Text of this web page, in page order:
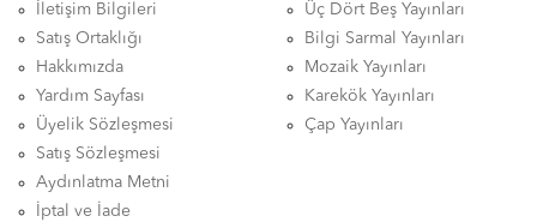
İletişim Bilgileri
Satış Ortaklığı
Hakkımızda
Yardım Sayfası
Üyelik Sözleşmesi
Satış Sözleşmesi
Aydınlatma Metni
İptal ve İade
Üç Dört Beş Yayınları
Bilgi Sarmal Yayınları
Mozaik Yayınları
Karekök Yayınları
Çap Yayınları